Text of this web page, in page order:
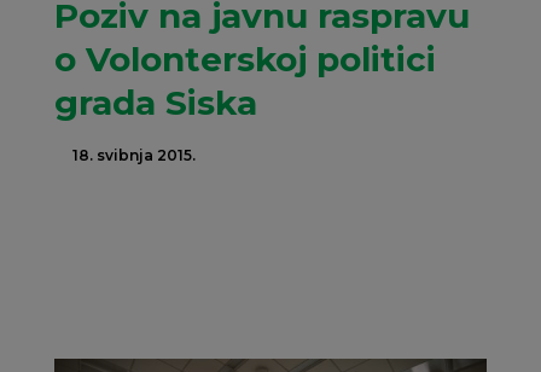
Poziv na javnu raspravu
o Volonterskoj politici
grada Siska
18. svibnja 2015.